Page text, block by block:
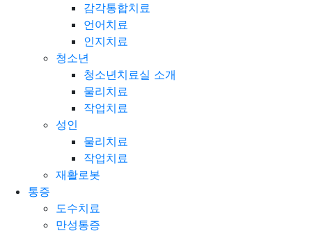
감각통합치료
언어치료
인지치료
청소년
청소년치료실 소개
물리치료
작업치료
성인
물리치료
작업치료
재활로봇
통증
도수치료
만성통증